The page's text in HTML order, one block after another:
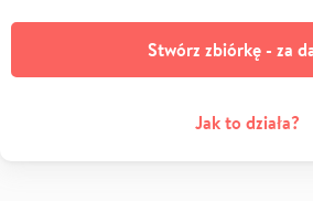
Stwórz zbiórkę - za
Jak to działa?